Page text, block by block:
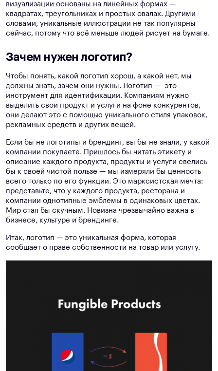
визуализации основаны на линейных формах —
квадратах, треугольниках и простых овалах. Другими
словами, уникальные иллюстрации не так популярны
сейчас, потому что всё меньше людей рисует на бумаге.
Зачем нужен логотип?
Чтобы понять, какой логотип хорош, а какой нет, мы
должны знать, зачем они нужны. Логотип — это
инструмент для идентификации. Компаниям нужно
выделить свои продукт и услуги на фоне конкурентов,
они делают это с помощью уникального стиля упаковок,
рекламных средств и других вещей.
Если бы не логотипы и брендинг, вы бы не знали, у какой
компании покупаете. Пришлось бы читать этикету и
описание каждого продукта, продукты и услуги свелись
бы к своей чистой пользе — мы измеряли бы ценность
всего только по его функции. Это марксистская мечта:
представьте, что у каждого продукта, ресторана и
компании однотипные эмблемы в одинаковых цветах.
Мир стал бы скучным. Новизна чрезвычайно важна в
бизнесе, культуре и брендинге.
Итак, логотип — это уникальная форма, которая
сообщает о праве собственности на товар или услугу.